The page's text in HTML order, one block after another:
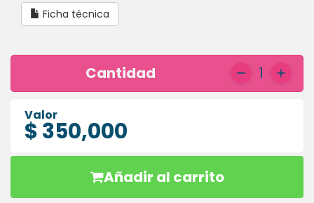
Ficha técnica
Cantidad 1
Valor
$ 350,000
Añadir al carrito